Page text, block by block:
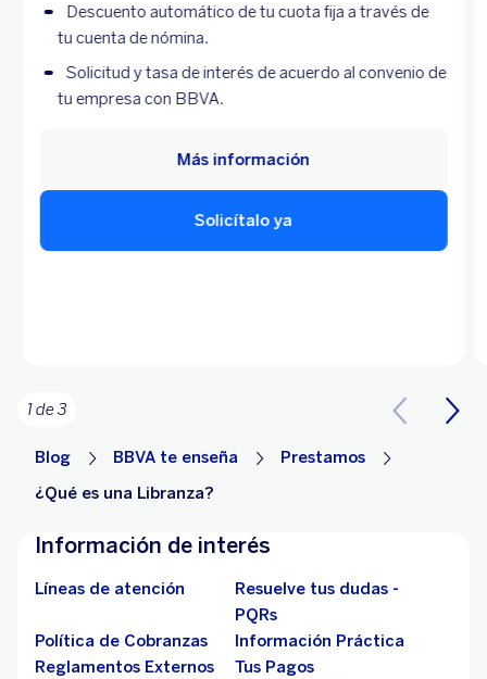
Descuento automático de tu cuota fija a través de
tu cuenta de nómina.
Solicitud y tasa de interés de acuerdo al convenio de
tu empresa con BBVA.
Solicítalo ya
Más información
1 de 3
Blog BBVA te enseña
Prestamos
¿Qué es una Libranza?
Información de interés
Líneas de atención
Resuelve tus dudas -
PQRs
Política de Cobranzas
Información Práctica
Reglamentos Externos
Tus Pagos